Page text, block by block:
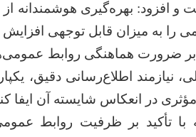
و افزود: بهره‌گیری هوشمندانه
را به میزان قابل توجهی افزایش
ضرورت هماهنگی روابط
نیازمند اطلاع‌رسانی دقیق،
در انعکاس شایسته آن ایفا
با تأکید بر ظرفیت روابط